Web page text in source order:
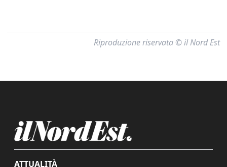
Riproduzione riservata © il Nord Est
ATTUALITÀ